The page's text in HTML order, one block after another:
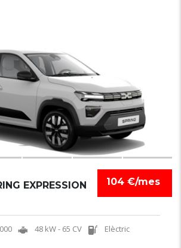
104 €/mes
EXPRESSION
48 kW - 65 CV Elèctric